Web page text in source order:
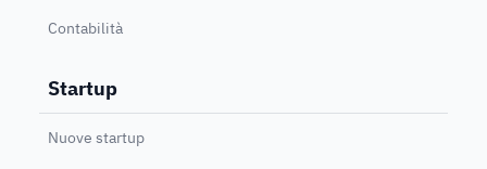
Contabilità
Startup
Nuove startup